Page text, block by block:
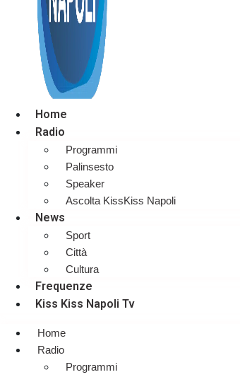
Home
Radio
Programmi
Palinsesto
Speaker
Ascolta KissKiss Napoli
News
Sport
Città
Cultura
Frequenze
Kiss Kiss Napoli Tv
Home
Radio
Programmi